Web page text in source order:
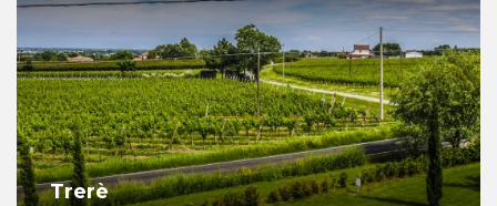
Trerè